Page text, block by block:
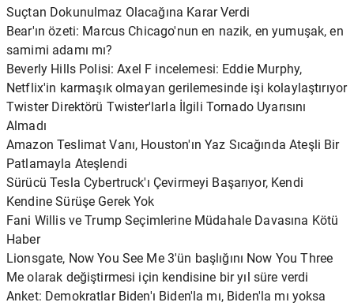
Suçtan Dokunulmaz Olacağına Karar Verdi
Bear'ın özeti: Marcus Chicago'nun en nazik, en yumuşak, en
samimi adamı mı?
Beverly Hills Polisi: Axel F incelemesi: Eddie Murphy,
Netflix'in karmaşık olmayan gerilemesinde işi kolaylaştırıyor
Twister Direktörü Twister'larla İlgili Tornado Uyarısını
Almadı
Amazon Teslimat Vanı, Houston'ın Yaz Sıcağında Ateşli Bir
Patlamayla Ateşlendi
Sürücü Tesla Cybertruck'ı Çevirmeyi Başarıyor, Kendi
Kendine Sürüşe Gerek Yok
Fani Willis ve Trump Seçimlerine Müdahale Davasına Kötü
Haber
Lionsgate, Now You See Me 3'ün başlığını Now You Three
Me olarak değiştirmesi için kendisine bir yıl süre verdi
Anket: Demokratlar Biden'ı Biden'la mı, Biden'la mı yoksa